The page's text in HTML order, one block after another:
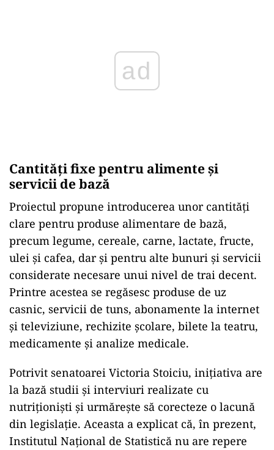
ad
Cantități fixe pentru alimente și
servicii de bază
Proiectul propune introducerea unor cantități
clare pentru produse alimentare de bază,
precum legume, cereale, carne, lactate, fructe,
ulei și cafea, dar și pentru alte bunuri și servicii
considerate necesare unui nivel de trai decent.
Printre acestea se regăsesc produse de uz
casnic, servicii de tuns, abonamente la internet
și televiziune, rechizite școlare, bilete la teatru,
medicamente și analize medicale.
Potrivit senatoarei Victoria Stoiciu, inițiativa are
la bază studii și interviuri realizate cu
nutriționiști și urmărește să corecteze o lacună
din legislație. Aceasta a explicat că, în prezent,
Institutul Național de Statistică nu are repere